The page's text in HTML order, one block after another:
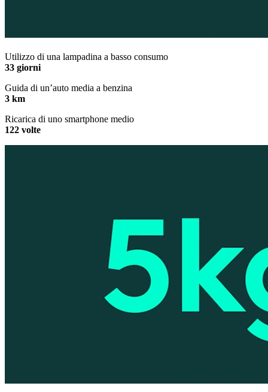
Utilizzo di una lampadina a basso consumo
33 giorni
Guida di un’auto media a benzina
3 km
Ricarica di uno smartphone medio
122 volte